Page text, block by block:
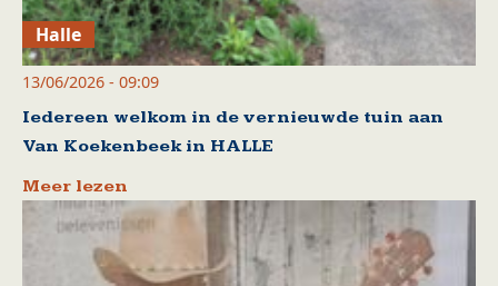
Halle
13/06/2026 - 09:09
Iedereen welkom in de vernieuwde tuin aan
Van Koekenbeek in HALLE
Meer lezen